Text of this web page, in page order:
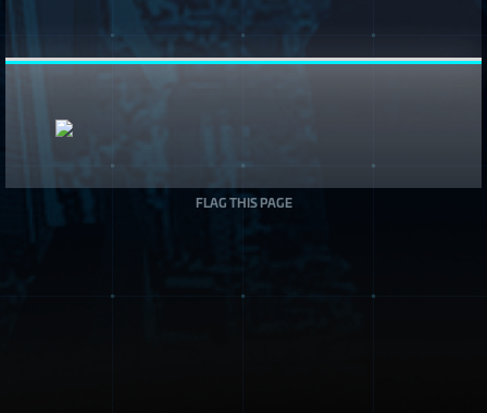
FLAG THIS PAGE